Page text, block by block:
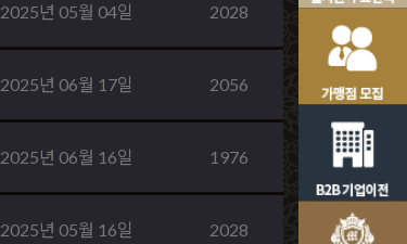
2025년 05월 04일 2028
2025년 06월 17일 2056
2025년 06월 16일 1976
2025년 05월 16일 2028